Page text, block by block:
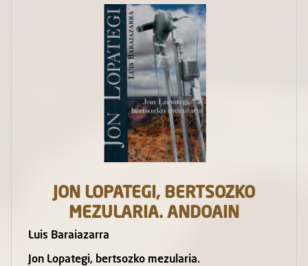
JON LOPATEGI, BERTSOZKO
MEZULARIA. ANDOAIN
Luis Baraiazarra
Jon Lopategi, bertsozko mezularia.